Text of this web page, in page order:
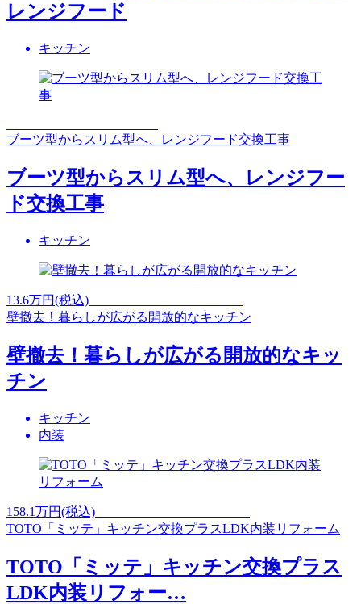
レンジフード
キッチン
ブーツ型からスリム型へ、レンジフード交換工事
ブーツ型からスリム型へ、レンジフー
ド交換工事
キッチン
13.6万円(税込)
壁撤去！暮らしが広がる開放的なキッチン
壁撤去！暮らしが広がる開放的なキッ
チン
キッチン
内装
158.1万円(税込)
TOTO「ミッテ」キッチン交換プラスLDK内装リフォーム
TOTO「ミッテ」キッチン交換プラス
LDK内装リフォー…